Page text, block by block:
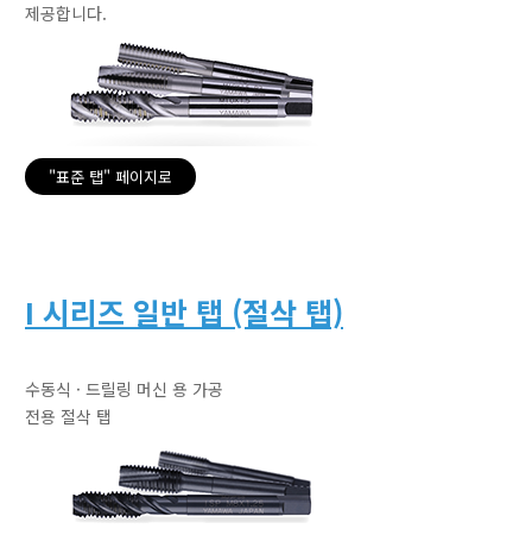
제공합니다.
"표준 탭" 페이지로
I 시리즈 일반 탭 (절삭 탭)
수동식 · 드릴링 머신 용 가공
전용 절삭 탭